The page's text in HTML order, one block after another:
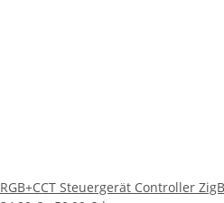
RGB+CCT Steuergerät Controller